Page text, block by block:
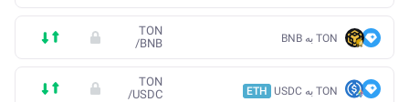
TON به BNB
TON
/BNB
TON به USDC ETH
TON
/USDC